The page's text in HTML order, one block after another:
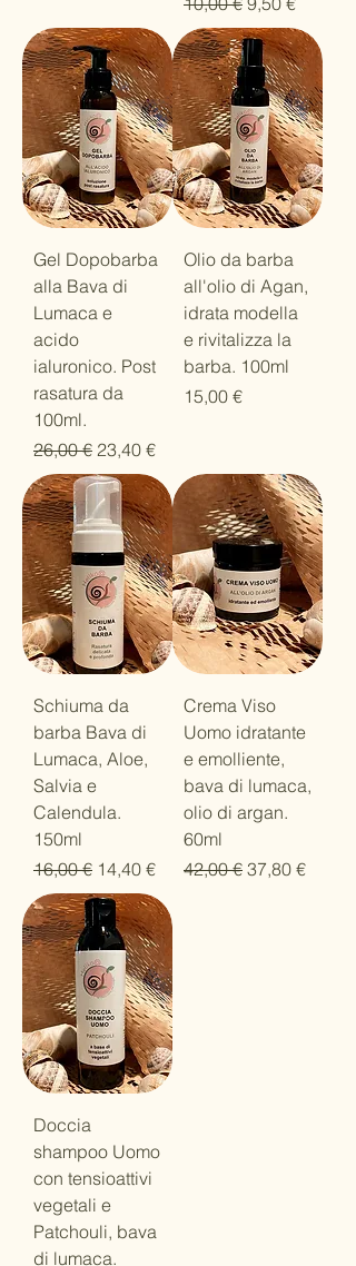
Gel Dopobarba
alla Bava di
Lumaca e
acido
ialuronico. Post
rasatura da
100ml.
Prezzo regolare
26,00 € Prezzo scontato
23,40 €
Olio da barba
all'olio di Agan,
idrata modella
e rivitalizza la
barba. 100ml
Prezzo
15,00 €
Schiuma da
barba Bava di
Lumaca, Aloe,
Salvia e
Calendula.
150ml
Prezzo regolare
16,00 € Prezzo scontato
14,40 €
Crema Viso
Uomo idratante
e emolliente,
bava di lumaca,
olio di argan.
60ml
Prezzo regolare
42,00 € Prezzo
37,80 €
Doccia
shampoo Uomo
con tensioattivi
vegetali e
Patchouli, bava
di lumaca.